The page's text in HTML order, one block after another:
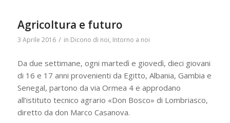
Agricoltura e futuro
3 Aprile 2016 / in Dicono di noi, Intorno a noi
Da due settimane, ogni martedì e giovedì, dieci giovani
di 16 e 17 anni provenienti da Egitto, Albania, Gambia e
Senegal, partono da via Ormea 4 e approdano
all’istituto tecnico agrario «Don Bosco» di Lombriasco,
diretto da don Marco Casanova.